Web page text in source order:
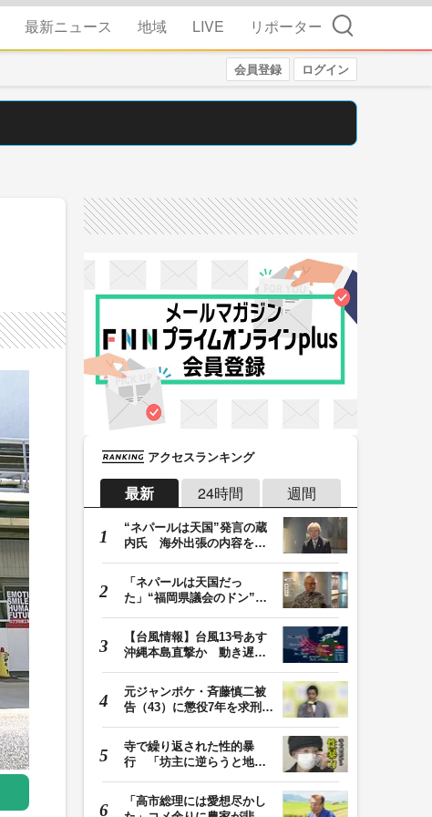
最新ニュース 地域 LIVE リポーター 検索
会員登録 ログイン
アクセスランキング
最新 24時間 週間
“ネパールは天国”発言の蔵
内氏 海外出張の内容を説
「ネパールは天国だっ
た」“福岡県議会のドン”蔵
【台風情報】台風13号あす
沖縄本島直撃か 動き遅く
元ジャンポケ・斉藤慎二被
告（43）に懲役7年を求刑
寺で繰り返された性的暴
行 「坊主に逆らうと地獄
「高市総理には愛想尽かし